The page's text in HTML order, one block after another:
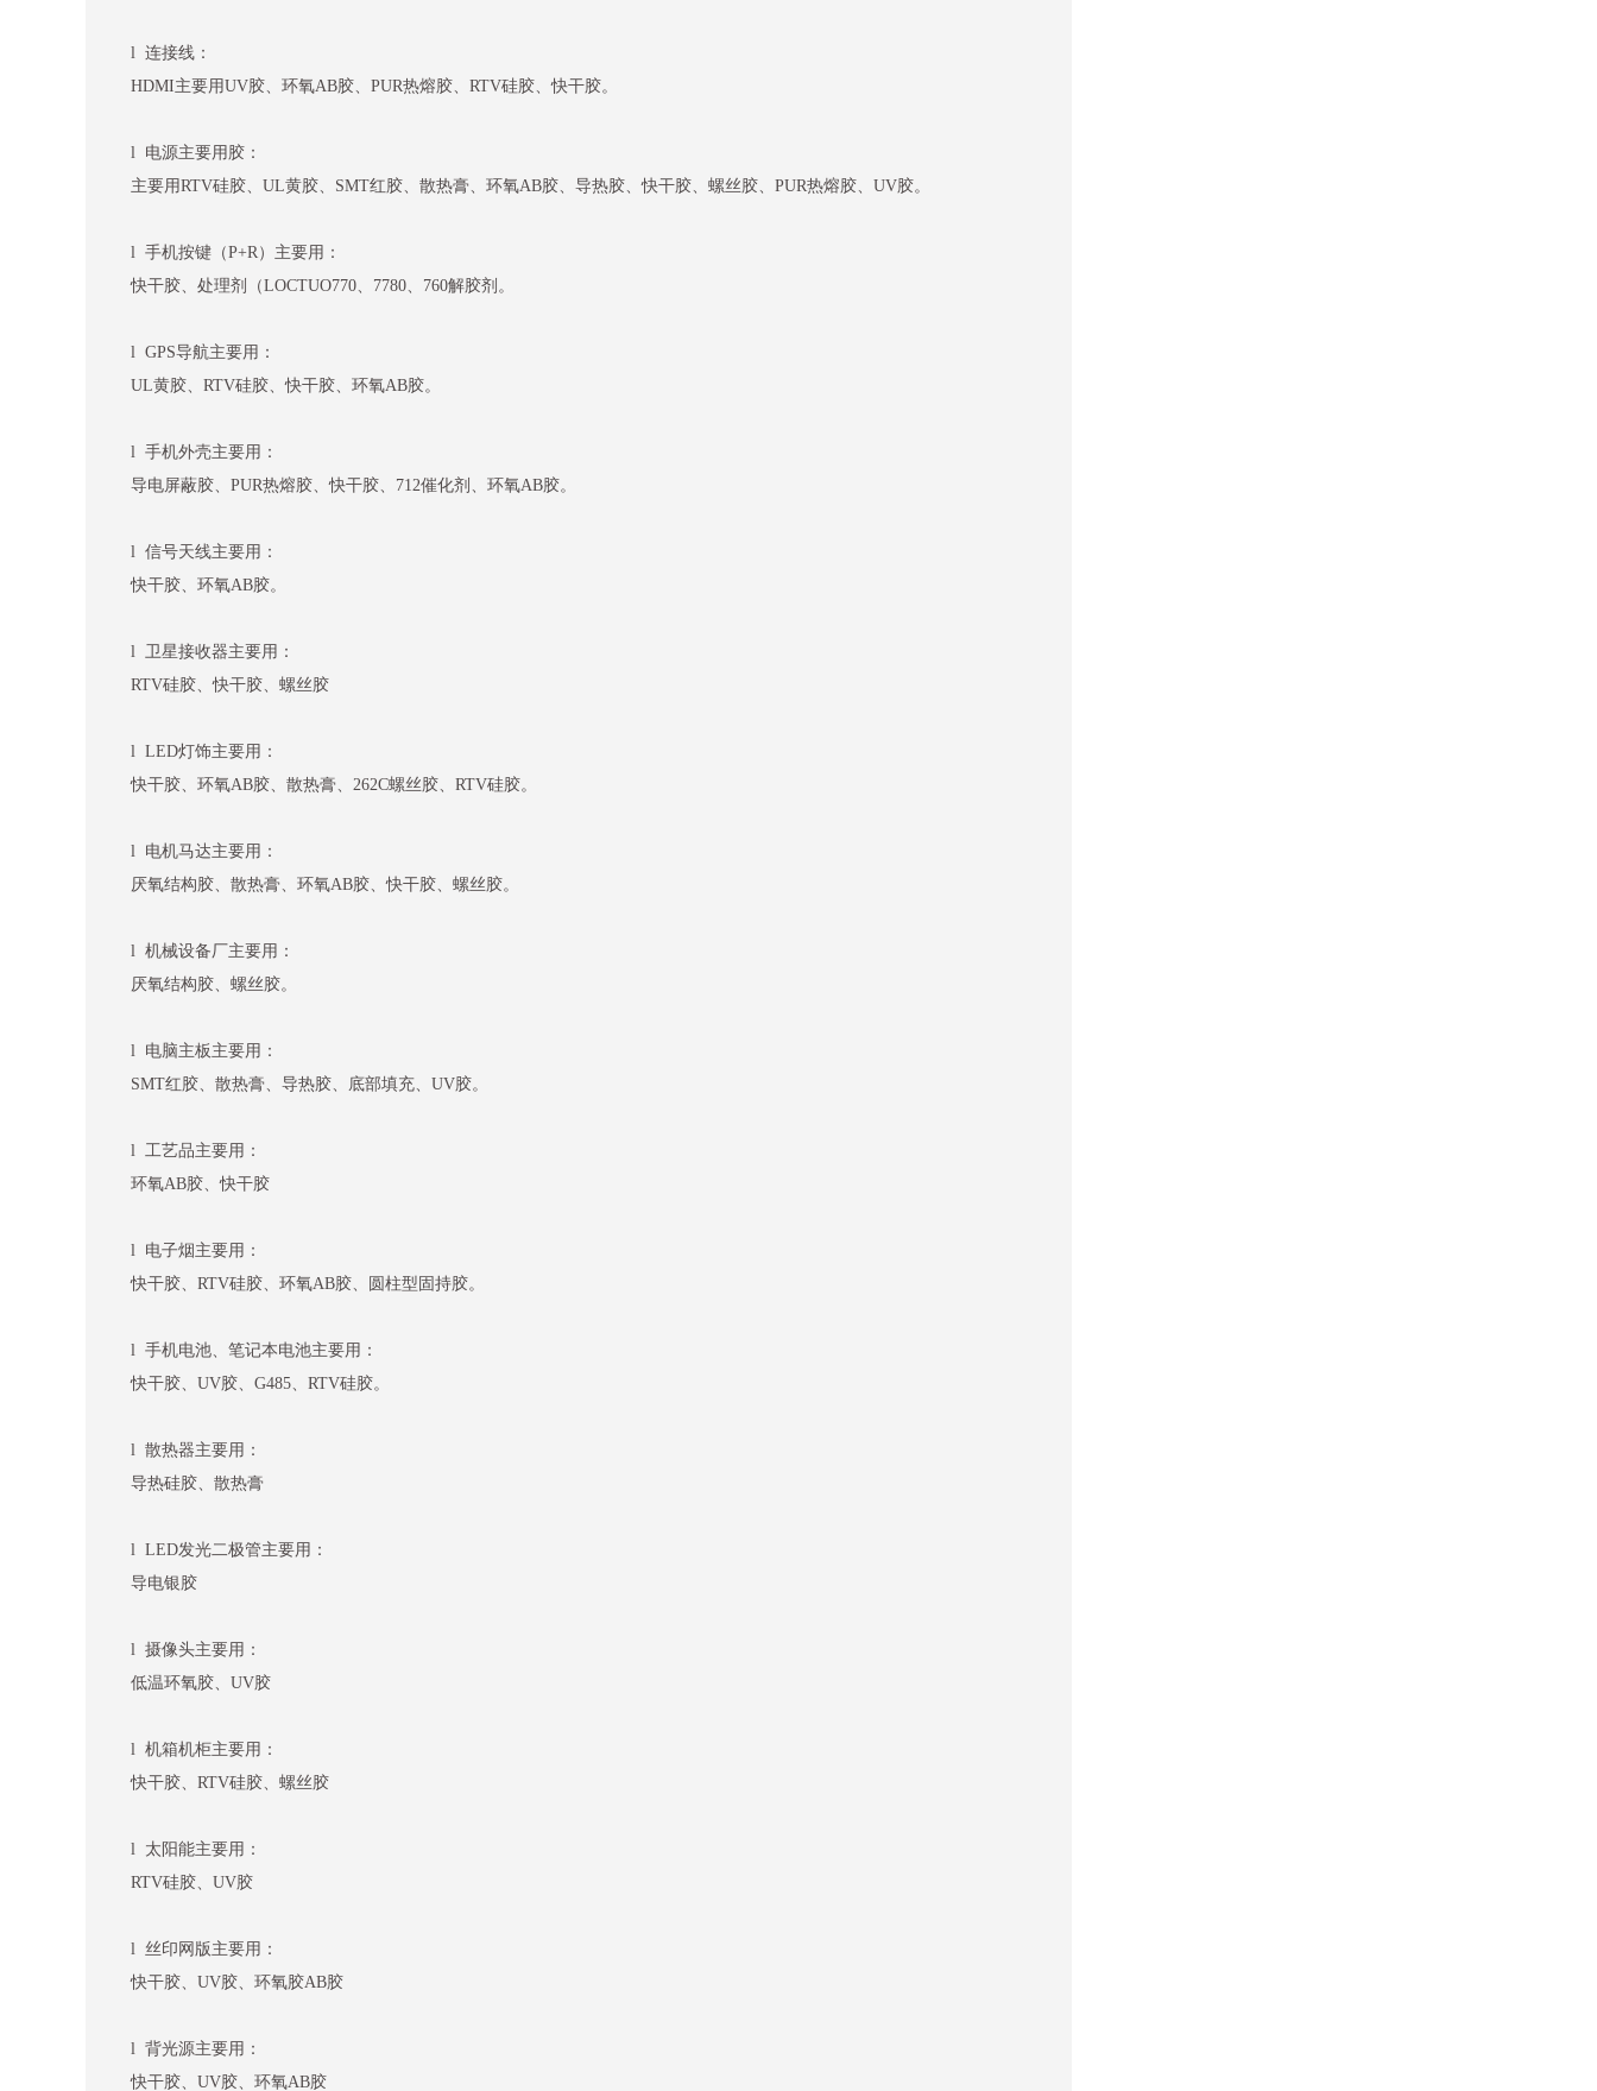
l 连接线：
HDMI主要用UV胶、环氧AB胶、PUR热熔胶、RTV硅胶、快干胶。
l 电源主要用胶：
主要用RTV硅胶、UL黄胶、SMT红胶、散热膏、环氧AB胶、导热胶、快干胶、螺丝胶、PUR热熔胶、UV胶。
l 手机按键（P+R）主要用：
快干胶、处理剂（LOCTUO770、7780、760解胶剂。
l GPS导航主要用：
UL黄胶、RTV硅胶、快干胶、环氧AB胶。
l 手机外壳主要用：
导电屏蔽胶、PUR热熔胶、快干胶、712催化剂、环氧AB胶。
l 信号天线主要用：
快干胶、环氧AB胶。
l 卫星接收器主要用：
RTV硅胶、快干胶、螺丝胶
l LED灯饰主要用：
快干胶、环氧AB胶、散热膏、262C螺丝胶、RTV硅胶。
l 电机马达主要用：
厌氧结构胶、散热膏、环氧AB胶、快干胶、螺丝胶。
l 机械设备厂主要用：
厌氧结构胶、螺丝胶。
l 电脑主板主要用：
SMT红胶、散热膏、导热胶、底部填充、UV胶。
l 工艺品主要用：
环氧AB胶、快干胶
l 电子烟主要用：
快干胶、RTV硅胶、环氧AB胶、圆柱型固持胶。
l 手机电池、笔记本电池主要用：
快干胶、UV胶、G485、RTV硅胶。
l 散热器主要用：
导热硅胶、散热膏
l LED发光二极管主要用：
导电银胶
l 摄像头主要用：
低温环氧胶、UV胶
l 机箱机柜主要用：
快干胶、RTV硅胶、螺丝胶
l 太阳能主要用：
RTV硅胶、UV胶
l 丝印网版主要用：
快干胶、UV胶、环氧胶AB胶
l 背光源主要用：
快干胶、UV胶、环氧AB胶